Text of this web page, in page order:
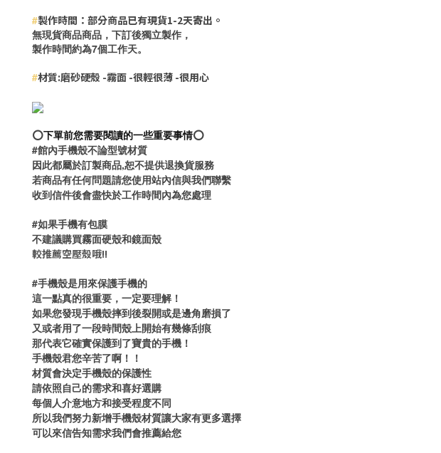
#製作時間：部分商品已有現貨1-2天寄出。
無現貨商品商品，下訂後獨立製作，
製作時間約為7個工作天。
#材質:磨砂硬殼 -霧面 -很輕很薄 -很用心
⭕️下單前您需要閱讀的一些重要事情⭕️
#館內手機殼不論型號材質
因此都屬於訂製商品,恕不提供退換貨服務
若商品有任何問題請您使用站內信與我們聯繫
收到信件後會盡快於工作時間內為您處理
#如果手機有包膜
不建議購買霧面硬殼和鏡面殼
較推薦空壓殼哦!!
#手機殼是用來保護手機的
這一點真的很重要，一定要理解！
如果您發現手機殼摔到後裂開或是邊角磨損了
又或者用了一段時間殼上開始有幾條刮痕
那代表它確實保護到了寶貴的手機！
手機殼君您辛苦了啊！！
材質會決定手機殼的保護性
請依照自己的需求和喜好選購
每個人介意地方和接受程度不同
所以我們努力新增手機殼材質讓大家有更多選擇
可以來信告知需求我們會推薦給您